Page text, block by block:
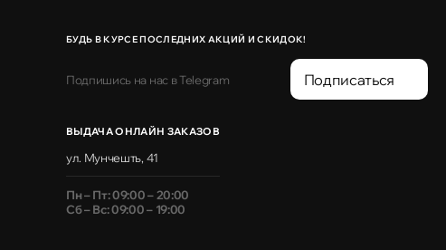
БУДЬ В КУРСЕ ПОСЛЕДНИХ АКЦИЙ И СКИДОК!
Подпишись на нас в Telegram Подписаться
ВЫДАЧА ОНЛАЙН ЗАКАЗОВ
ул. Мунчешть, 41
Пн – Пт: 09:00 – 20:00
Сб – Вс: 09:00 – 19:00